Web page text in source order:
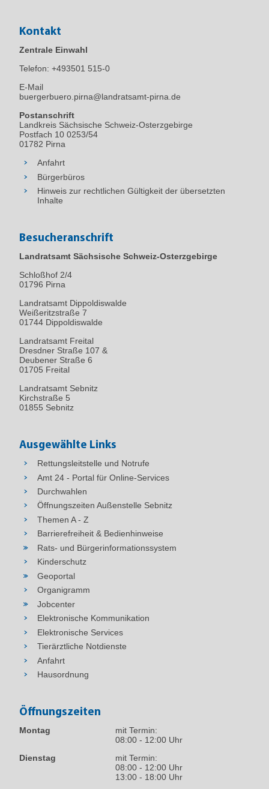
Kontakt
Zentrale Einwahl
Telefon: +493501 515-0
E-Mail
buergerbuero.pirna@landratsamt-pirna.de
Postanschrift
Landkreis Sächsische Schweiz-Osterzgebirge
Postfach 10 0253/54
01782 Pirna
Anfahrt
Bürgerbüros
Hinweis zur rechtlichen Gültigkeit der übersetzten
Inhalte
Besucheranschrift
Landratsamt Sächsische Schweiz-Osterzgebirge
Schloßhof 2/4
01796 Pirna
Landratsamt Dippoldiswalde
Weißeritzstraße 7
01744 Dippoldiswalde
Landratsamt Freital
Dresdner Straße 107 &
Deubener Straße 6
01705 Freital
Landratsamt Sebnitz
Kirchstraße 5
01855 Sebnitz
Ausgewählte Links
Rettungsleitstelle und Notrufe
Amt 24 - Portal für Online-Services
Durchwahlen
Öffnungszeiten Außenstelle Sebnitz
Themen A - Z
Barrierefreiheit & Bedienhinweise
Rats- und Bürgerinformationssystem
Kinderschutz
Geoportal
Organigramm
Jobcenter
Elektronische Kommunikation
Elektronische Services
Tierärztliche Notdienste
Anfahrt
Hausordnung
Öffnungszeiten
Montag
mit Termin:
08:00 - 12:00 Uhr
Dienstag
mit Termin:
08:00 - 12:00 Uhr
13:00 - 18:00 Uhr